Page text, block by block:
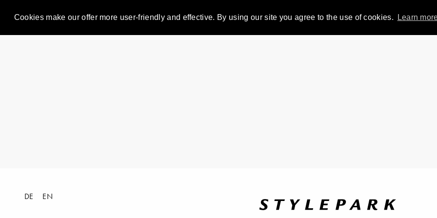
Cookies make our offer more user-friendly and effective. By using our site you agree to the use of cookies. Learn
DE EN